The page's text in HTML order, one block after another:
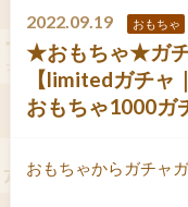
2022.09.19 おもちゃ
★おもちゃ★ガチ
【limitedガチャ
おもちゃ1000ガ
おもちゃからガチャ